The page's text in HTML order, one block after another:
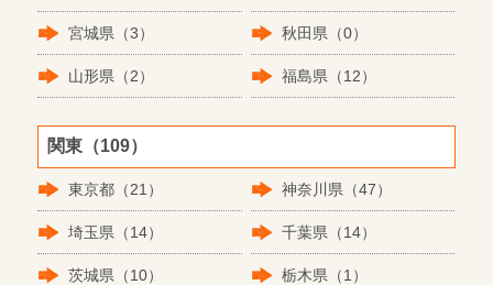
宮城県（3） 秋田県（0）
山形県（2） 福島県（12）
関東（109）
東京都（21） 神奈川県（47）
埼玉県（14） 千葉県（14）
茨城県（10） 栃木県（1）